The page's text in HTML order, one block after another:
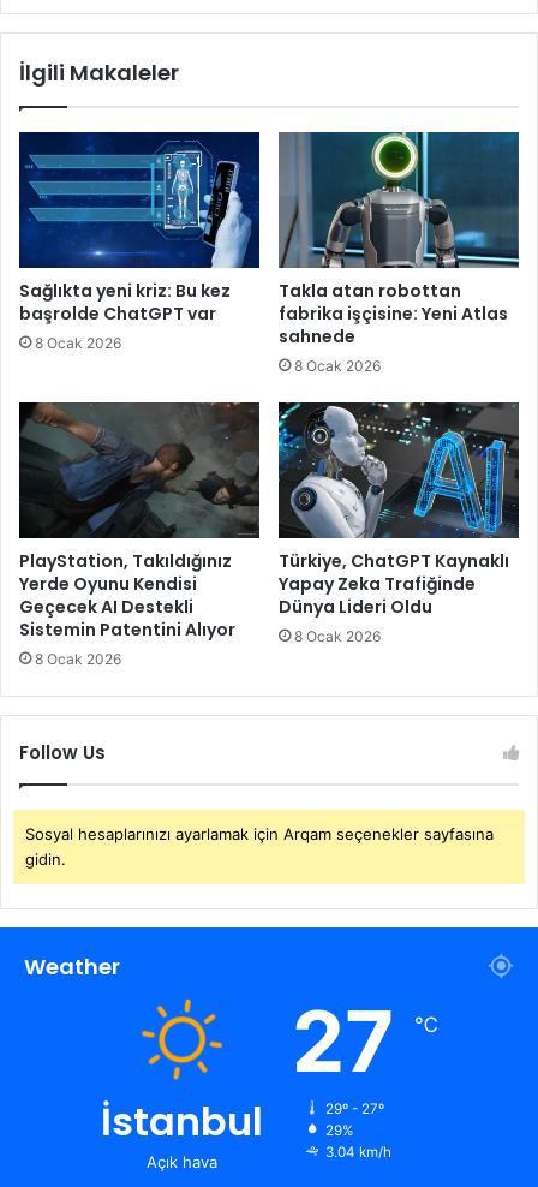
İlgili Makaleler
Sağlıkta yeni kriz: Bu kez
başrolde ChatGPT var
8 Ocak 2026
Takla atan robottan
fabrika işçisine: Yeni Atlas
sahnede
8 Ocak 2026
PlayStation, Takıldığınız
Yerde Oyunu Kendisi
Geçecek AI Destekli
Sistemin Patentini Alıyor
8 Ocak 2026
Türkiye, ChatGPT Kaynaklı
Yapay Zeka Trafiğinde
Dünya Lideri Oldu
8 Ocak 2026
Follow Us
Sosyal hesaplarınızı ayarlamak için Arqam seçenekler sayfasına
gidin.
Weather
İstanbul
Açık hava
27 ℃
29º - 27º
29%
3.04 km/h